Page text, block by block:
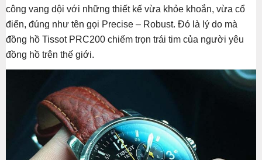
công vang dội với những thiết kế vừa khỏe khoắn, vừa cổ
điển, đúng như tên gọi Precise – Robust. Đó là lý do mà
đồng hồ Tissot PRC200 chiếm trọn trái tim của người yêu
đồng hồ trên thế giới.